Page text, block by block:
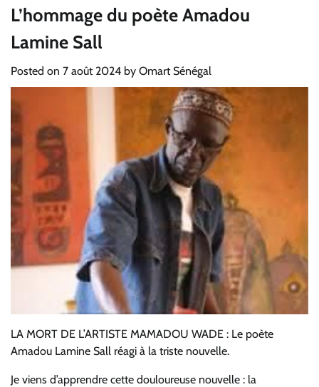
L’hommage du poète Amadou
Lamine Sall
Posted on 7 août 2024 by Omart Sénégal
LA MORT DE L’ARTISTE MAMADOU WADE : Le poète
Amadou Lamine Sall réagi à la triste nouvelle.
Je viens d’apprendre cette douloureuse nouvelle : la